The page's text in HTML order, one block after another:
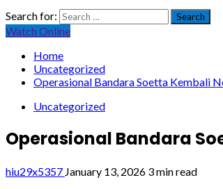
Search for:
Watch Online
Home
Uncategorized
Operasional Bandara Soetta Kembali
Uncategorized
Operasional Bandara
hiu29x5357 January 13, 2026 3 min read